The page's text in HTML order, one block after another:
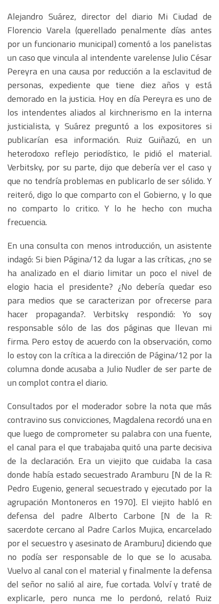
Alejandro Suárez, director del diario Mi Ciudad de
Florencio Varela (querellado penalmente días antes
por un funcionario municipal) comentó a los panelistas
un caso que vincula al intendente varelense Julio César
Pereyra en una causa por reducción a la esclavitud de
personas, expediente que tiene diez años y está
demorado en la justicia. Hoy en día Pereyra es uno de
los intendentes aliados al kirchnerismo en la interna
justicialista, y Suárez preguntó a los expositores si
publicarían esa información. Ruiz Guiñazú, en un
heterodoxo reflejo periodístico, le pidió el material.
Verbitsky, por su parte, dijo que debería ver el caso y
que no tendría problemas en publicarlo de ser sólido. Y
reiteró, digo lo que comparto con el Gobierno, y lo que
no comparto lo critico. Y lo he hecho con mucha
frecuencia.
En una consulta con menos introducción, un asistente
indagó: Si bien Página/12 da lugar a las críticas, ¿no se
ha analizado en el diario limitar un poco el nivel de
elogio hacia el presidente? ¿No debería quedar eso
para medios que se caracterizan por ofrecerse para
hacer propaganda?. Verbitsky respondió: Yo soy
responsable sólo de las dos páginas que llevan mi
firma. Pero estoy de acuerdo con la observación, como
lo estoy con la crítica a la dirección de Página/12 por la
columna donde acusaba a Julio Nudler de ser parte de
un complot contra el diario.
Consultados por el moderador sobre la nota que más
contravino sus convicciones, Magdalena recordó una en
que luego de comprometer su palabra con una fuente,
el canal para el que trabajaba quitó una parte decisiva
de la declaración. Era un viejito que cuidaba la casa
donde había estado secuestrado Aramburu [N de la R:
Pedro Eugenio, general secuestrado y ejecutado por la
agrupación Montoneros en 1970]. El viejito habló en
defensa del padre Alberto Carbone [N de la R:
sacerdote cercano al Padre Carlos Mujica, encarcelado
por el secuestro y asesinato de Aramburu] diciendo que
no podía ser responsable de lo que se lo acusaba.
Vuelvo al canal con el material y finalmente la defensa
del señor no salió al aire, fue cortada. Volví y traté de
explicarle, pero nunca me lo perdonó, relató Ruiz